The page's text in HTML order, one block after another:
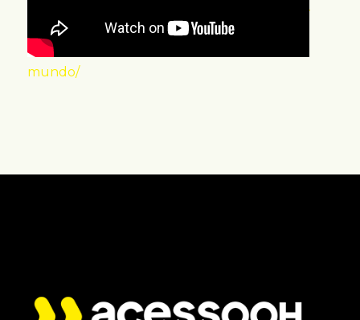
https://www.promoview.com.br/experiencia-
de-marca/nubank-transmite-rostos-de-
clientes-brasileiros-na-maior-tela-led-do-
mundo/